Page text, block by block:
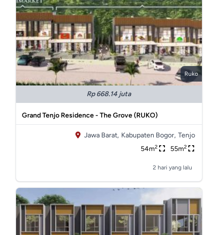
Ruko
Rp 668.14 juta
Grand Tenjo Residence - The Grove (RUKO)
Jawa Barat, Kabupaten Bogor, Tenjo
54m2 55m2
2 hari yang lalu